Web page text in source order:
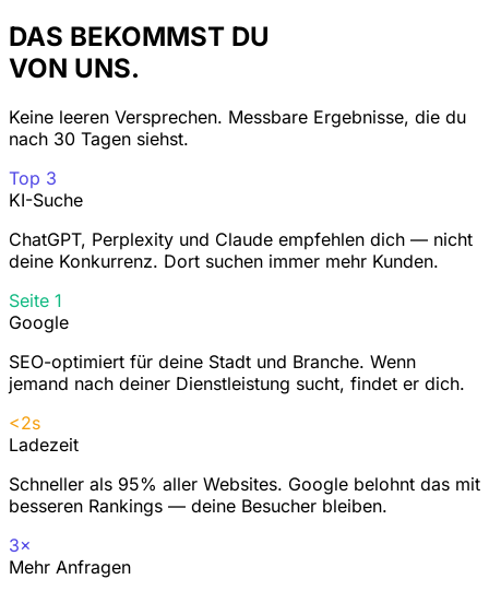
DAS BEKOMMST DU
VON UNS.
Keine leeren Versprechen. Messbare Ergebnisse, die du
nach 30 Tagen siehst.
Top 3
KI-Suche
ChatGPT, Perplexity und Claude empfehlen dich — nicht
deine Konkurrenz. Dort suchen immer mehr Kunden.
Seite 1
Google
SEO-optimiert für deine Stadt und Branche. Wenn
jemand nach deiner Dienstleistung sucht, findet er dich.
<2s
Ladezeit
Schneller als 95% aller Websites. Google belohnt das mit
besseren Rankings — deine Besucher bleiben.
3×
Mehr Anfragen